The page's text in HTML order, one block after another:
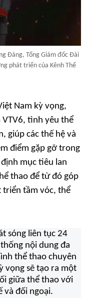
Đảng, Tổng Giám đốc Đài
phát triển của Kênh Thể
Nam kỳ vọng,
tình yêu thể
giúp các thế hệ và
điểm gặp gỡ trong
mục tiêu lan
thao để từ đó góp
triển tầm vóc, thể